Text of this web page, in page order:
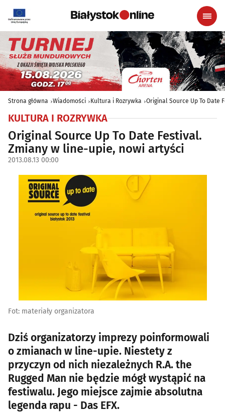
Strona główna Wiadomości Kultura i Rozrywka Original Source Up To Date
KULTURA I ROZRYWKA
Original Source Up To Date Festival.
Zmiany w line-upie, nowi artyści
2013.08.13 00:00
Fot: materiały organizatora
Dziś organizatorzy imprezy poinformowali
o zmianach w line-upie. Niestety z
przyczyn od nich niezależnych R.A. the
Rugged Man nie będzie mógł wystąpić na
festiwalu. Jego miejsce zajmie absolutna
legenda rapu - Das EFX.